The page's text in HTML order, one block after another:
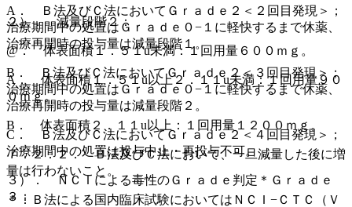
２）． 減量段階２：
@． 体表面積１．５１u未満：１回用量６００ｍｇ。
A． 体表面積１．５１u以上２．１１u未満：１回用量９０
０ｍｇ。
B． 体表面積２．１１u以上：１回用量１２００ｍｇ。
７．２．２． Ｂ法及びＣ法において、一旦減量した後に増
量は行わないこと。
＊：Ｂ法による国内臨床試験においてはＮＣＩ−ＣＴＣ（Ｖ
A． Ｂ法及びＣ法においてＧｒａｄｅ２＜２回目発現＞；
治療期間中の処置はＧｒａｄｅ０−１に軽快するまで休薬、
治療再開時の投与量は減量段階１。
B． Ｂ法及びＣ法においてＧｒａｄｅ２＜３回目発現＞；
治療期間中の処置はＧｒａｄｅ０−１に軽快するまで休薬、
治療再開時の投与量は減量段階２。
C． Ｂ法及びＣ法においてＧｒａｄｅ２＜４回目発現＞；
治療期間中の処置は投与中止・再投与不可。
３）． ＮＣＩによる毒性のＧｒａｄｅ判定＊Ｇｒａｄｅ
３：